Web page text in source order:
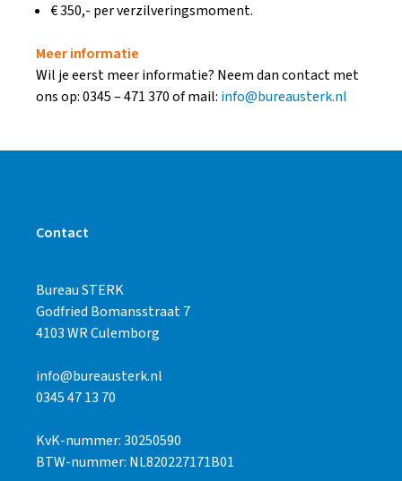
€ 350,- per verzilveringsmoment.
Meer informatie
Wil je eerst meer informatie? Neem dan contact met
ons op: 0345 – 471 370 of mail: info@bureausterk.nl
Contact
Bureau STERK
Godfried Bomansstraat 7
4103 WR Culemborg
info@bureausterk.nl
0345 47 13 70
KvK-nummer: 30250590
BTW-nummer: NL820227171B01